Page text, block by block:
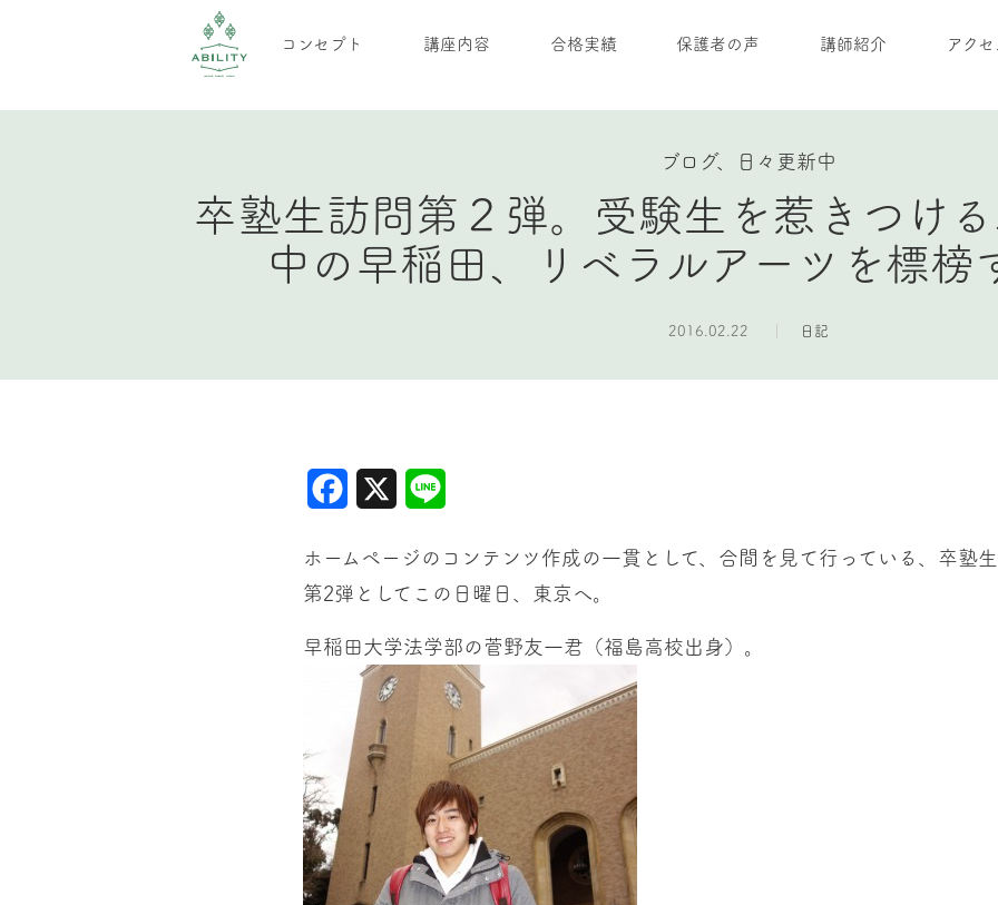
コンセプト 講座内容 合格実績 保護者の声 講師紹介 アク
ブログ、日々更新中
卒塾生訪問第２弾。受験生を惹きつけ
中の早稲田、リベラルアーツを標榜
2016.02.22 日記
Facebook
ホームページのコンテンツ作成の一貫として、合間を見て行っている、卒塾
第2弾としてこの日曜日、東京へ。
早稲田大学法学部の菅野友一君（福島高校出身）。